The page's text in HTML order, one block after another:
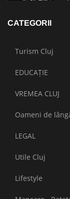
CATEGORII
Turism Cluj
EDUCAȚIE
VREMEA CLUJ
Oameni de
LEGAL
Utile Cluj
Lifestyle